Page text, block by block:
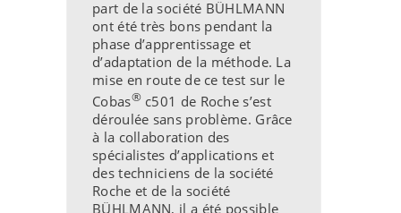
part de la société BÜHLMANN
ont été très bons pendant la
phase d’apprentissage et
d’adaptation de la méthode. La
mise en route de ce test sur le
Cobas®c501 de Roche s’est
déroulée sans problème. Grâce
à la collaboration des
spécialistes d’applications et
des techniciens de la société
Roche et de la société
BÜHLMANN, il a été possible